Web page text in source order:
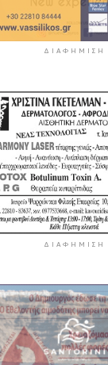
ΔΙΑΦΉΜΙΣΗ
ΔΙΑΦΉΜΙΣΗ